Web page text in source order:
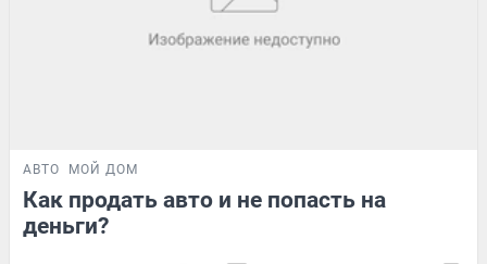
АВТО МОЙ ДОМ
Как продать авто и не попасть на
деньги?